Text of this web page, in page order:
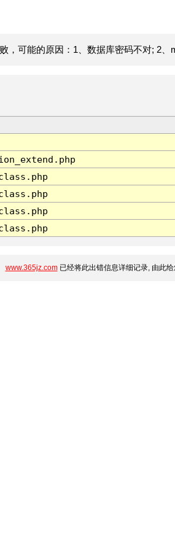
，可能的原因：1、数据库密码不对; 2、
www.365jz.com已经将此出错信息详细记录, 由此